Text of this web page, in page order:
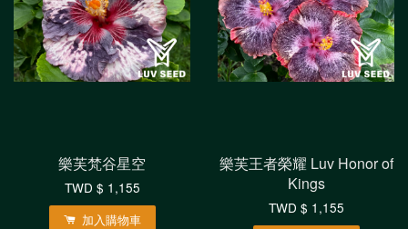
樂芙梵谷星空
TWD $ 1,155
加入購物車
樂芙王者榮耀 Luv Honor of
Kings
TWD $ 1,155